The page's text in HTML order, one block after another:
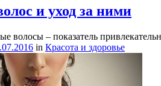
и уход за ними
волосы – показатель
in Красота и здоровье